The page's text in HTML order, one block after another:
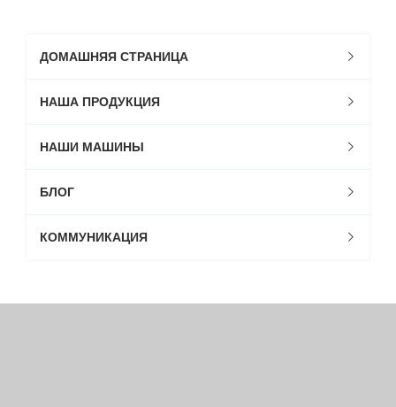
ДОМАШНЯЯ СТРАНИЦА
НАША ПРОДУКЦИЯ
НАШИ МАШИНЫ
БЛОГ
КОММУНИКАЦИЯ